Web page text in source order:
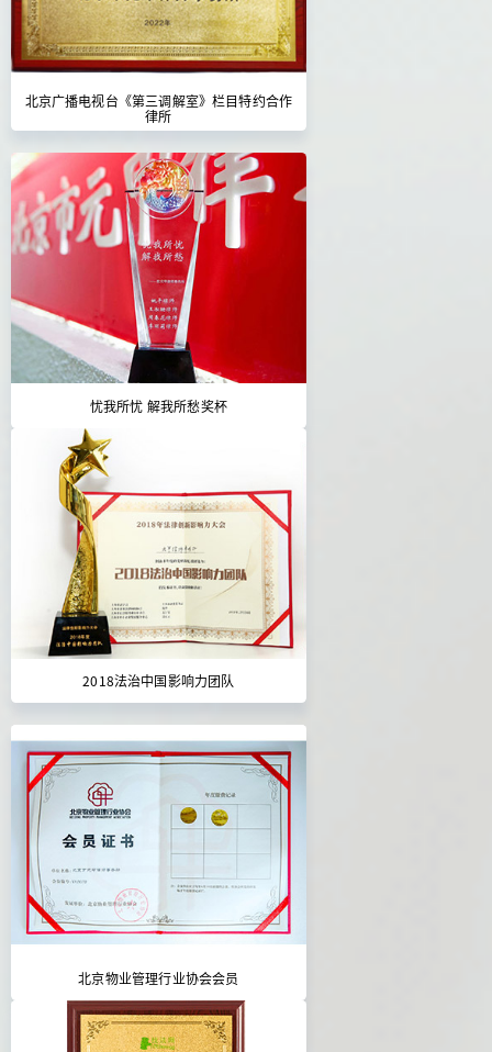
北京广播电视台《第三调解室》栏目特约合作
律所
忧我所忧 解我所愁奖杯
2018法治中国影响力团队
北京物业管理行业协会会员